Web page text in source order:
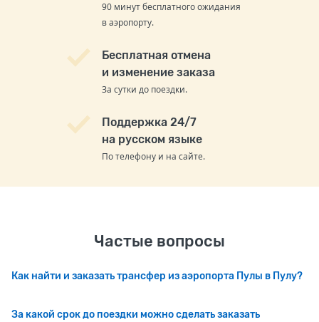
90 минут бесплатного ожидания
в аэропорту.
Бесплатная отмена
и изменение заказа
За сутки до поездки.
Поддержка 24/7
на русском языке
По телефону и на сайте.
Частые вопросы
Как найти и заказать трансфер из аэропорта Пулы в Пулу?
За какой срок до поездки можно сделать заказать